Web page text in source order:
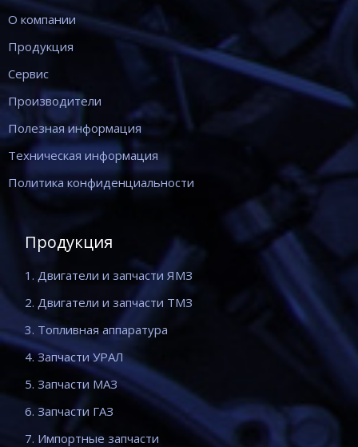
О компании
Продукция
Сервис
Производители
Полезная информация
Техническая информация
Политика конфиденциальности
Продукция
1. Двигатели и запчасти ЯМЗ
2. Двигатели и запчасти ТМЗ
3. Топливная аппаратура
4. Запчасти УРАЛ
5. Запчасти МАЗ
6. Запчасти ГАЗ
7. Импортные запчасти